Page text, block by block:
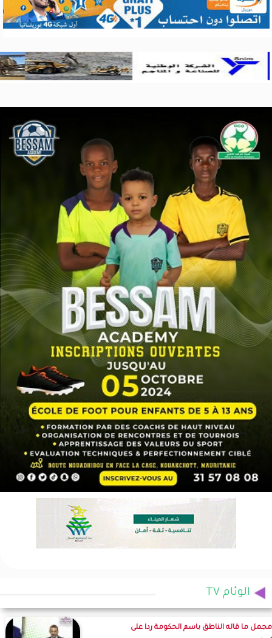
الوئام TV
مجمل ما قاله الناطق باسم الحكومة ردا على